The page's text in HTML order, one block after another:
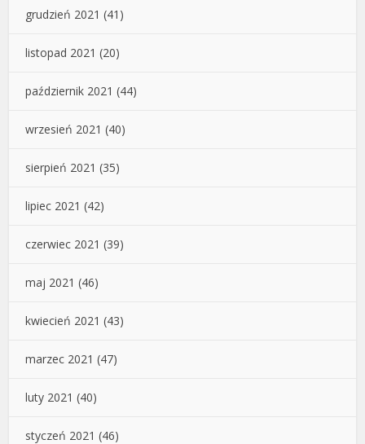
grudzień 2021 (41)
listopad 2021 (20)
październik 2021 (44)
wrzesień 2021 (40)
sierpień 2021 (35)
lipiec 2021 (42)
czerwiec 2021 (39)
maj 2021 (46)
kwiecień 2021 (43)
marzec 2021 (47)
luty 2021 (40)
styczeń 2021 (46)